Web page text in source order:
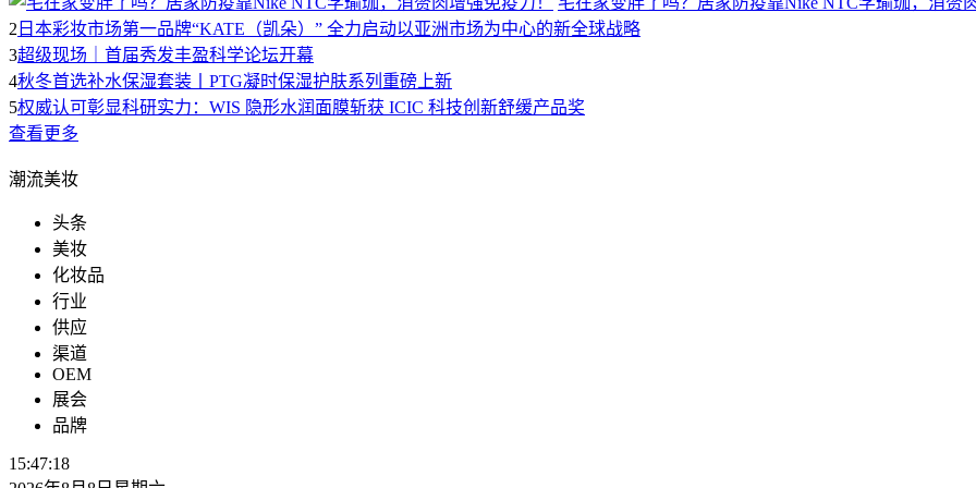
2 日本彩妆市场第一品牌“KATE（凯朵）” 全力启动以亚洲市场为中心的新全球战略
3超级现场｜首届秀发丰盈科学论坛开幕
4秋冬首选补水保湿套装丨PTG凝时保湿护肤系列重磅上新
5权威认可彰显科研实力：WIS 隐形水润面膜斩获 ICIC 科技创新舒缓产品奖
查看更多
潮流美妆
头条
美妆
化妆品
行业
供应
渠道
OEM
展会
品牌
15:47:18